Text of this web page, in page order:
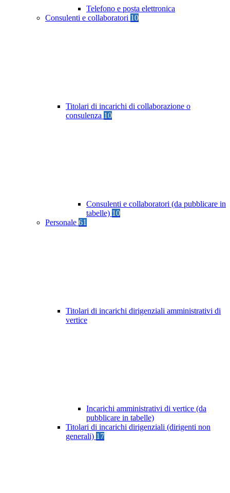
Telefono e posta elettronica
Consulenti e collaboratori 10
Titolari di incarichi di collaborazione o
consulenza 10
Consulenti e collaboratori (da pubblicare in
tabelle) 10
Personale 61
Titolari di incarichi dirigenziali amministrativi di
vertice
Incarichi amministrativi di vertice (da
pubblicare in tabelle)
Titolari di incarichi dirigenziali (dirigenti non
generali) 17